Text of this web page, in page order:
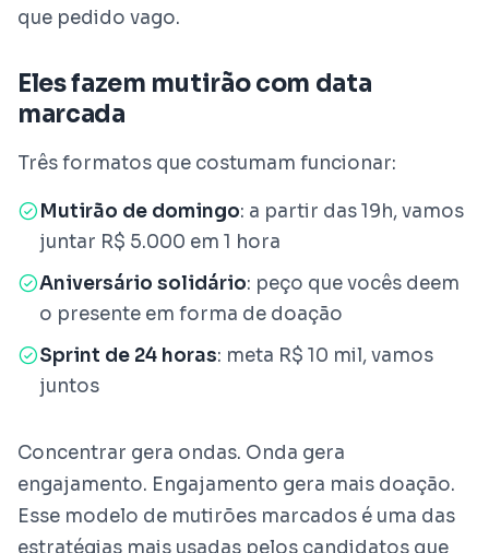
que pedido vago.
Eles fazem mutirão com data
marcada
Três formatos que costumam funcionar:
Mutirão de domingo: a partir das 19h, vamos
juntar R$ 5.000 em 1 hora
Aniversário solidário: peço que vocês deem
o presente em forma de doação
Sprint de 24 horas: meta R$ 10 mil, vamos
juntos
Concentrar gera ondas. Onda gera
engajamento. Engajamento gera mais doação.
Esse modelo de mutirões marcados é uma das